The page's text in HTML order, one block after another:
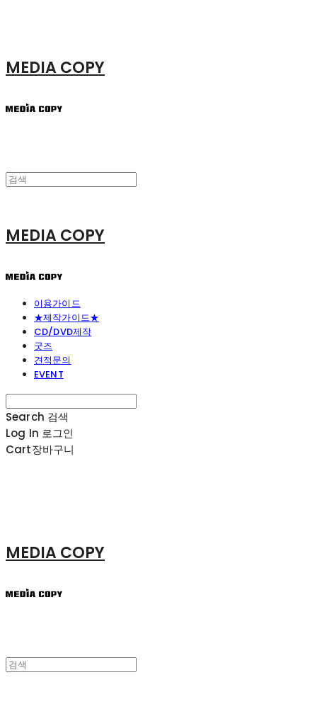
MEDIA COPY
MEDIA COPY
이용가이드
★제작가이드★
CD/DVD제작
굿즈
견적문의
EVENT
Search 검색
Log In 로그인
Cart장바구니
MEDIA COPY